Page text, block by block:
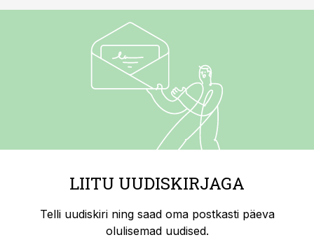
LIITU UUDISKIRJAGA
Telli uudiskiri ning saad oma postkasti päeva
olulisemad uudised.